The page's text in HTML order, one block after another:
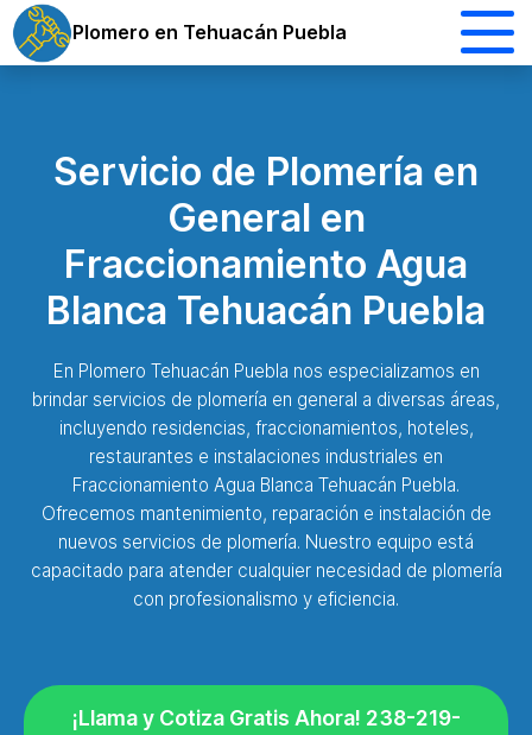
Plomero en Tehuacán Puebla
Servicio de Plomería en
General en
Fraccionamiento Agua
Blanca Tehuacán Puebla
En Plomero Tehuacán Puebla nos especializamos en
brindar servicios de plomería en general a diversas áreas,
incluyendo residencias, fraccionamientos, hoteles,
restaurantes e instalaciones industriales en
Fraccionamiento Agua Blanca Tehuacán Puebla.
Ofrecemos mantenimiento, reparación e instalación de
nuevos servicios de plomería. Nuestro equipo está
capacitado para atender cualquier necesidad de plomería
con profesionalismo y eficiencia.
¡Llama y Cotiza Gratis Ahora! 238-219-